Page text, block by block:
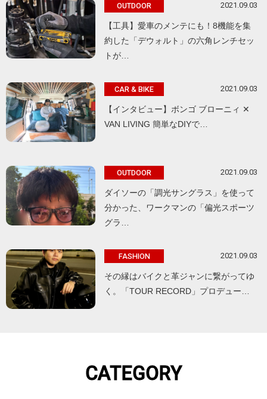
OUTDOOR 2021.09.03
【工具】愛車のメンテにも！8機能を集
約した「デウォルト」の六角レンチセッ
トが…
CAR & BIKE 2021.09.03
【インタビュー】ボンゴ ブローニィ ✕
VAN LIVING 簡単なDIYで…
OUTDOOR 2021.09.03
ダイソーの「調光サングラス」を使って
分かった、ワークマンの「偏光スポーツ
グラ…
FASHION 2021.09.03
その縁はバイクと革ジャンに繋がってゆ
く。「TOUR RECORD」プロデュー…
CATEGORY